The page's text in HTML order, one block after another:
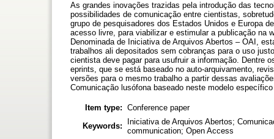
As grandes inovações trazidas pela introdução das
possibilidades de comunicação entre cientistas,
grupo de pesquisadores dos Estados Unidos e Europa
acesso livre, para viabilizar e estimular a publicação na
Denominada de Iniciativa de Arquivos Abertos – OAI,
trabalhos ali depositados sem cobranças para o uso
cientista deve pagar para usufruir a informação. Dentre
eprints, que se está baseado no auto-arquivamento,
versões para o mesmo trabalho a partir dessas
Comunicação lusófona baseado neste modelo
Item type: Conference paper
Keywords:
Iniciativa de Arquivos Abertos;
communication; Open Access